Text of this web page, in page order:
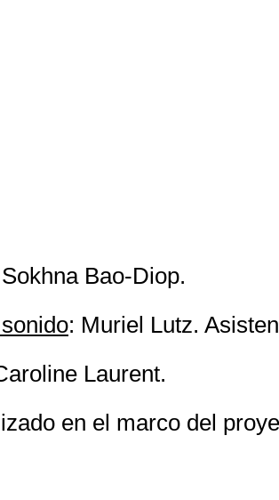
Bao-Diop.
: Muriel Lutz.
Laurent.
en el marco del